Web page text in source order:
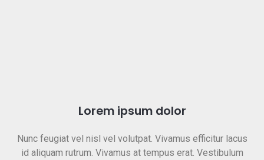
Lorem ipsum dolor
Nunc feugiat vel nisl vel volutpat. Vivamus efficitur lacus
id aliquam rutrum. Vivamus at tempus erat. Vestibulum